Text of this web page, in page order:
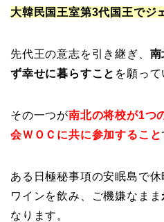
大韓民国王室第3代 国王でジ
先代王の意志を引き継ぎ、 南
ず幸せに暮らすこと を願って
その一つが南北の将校が1つ
会ＷＯＣに共に参加すること
ある日極秘事項の安眠島で
ワインを飲み、ご機嫌なまま
なります。